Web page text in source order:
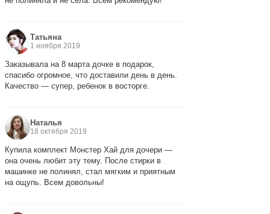
Татьяна
1 ноября 2019
Заказывала на 8 марта дочке в подарок,
спасибо огромное, что доставили день в день.
Качество — супер, ребенок в восторге.
Наталья
18 октября 2019
Купила комплект Монстер Хай для дочери —
она очень любит эту тему. После стирки в
машинке не полинял, стал мягким и приятным
на ощупь. Всем довольны!